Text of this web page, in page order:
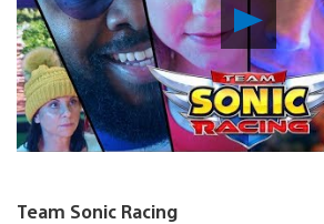
Lancer
la
vidéo
Team Sonic Racing